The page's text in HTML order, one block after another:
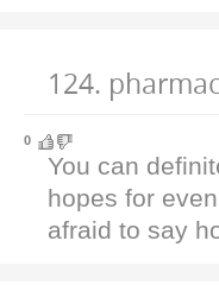
124.
0
You can
hopes for
afraid to say